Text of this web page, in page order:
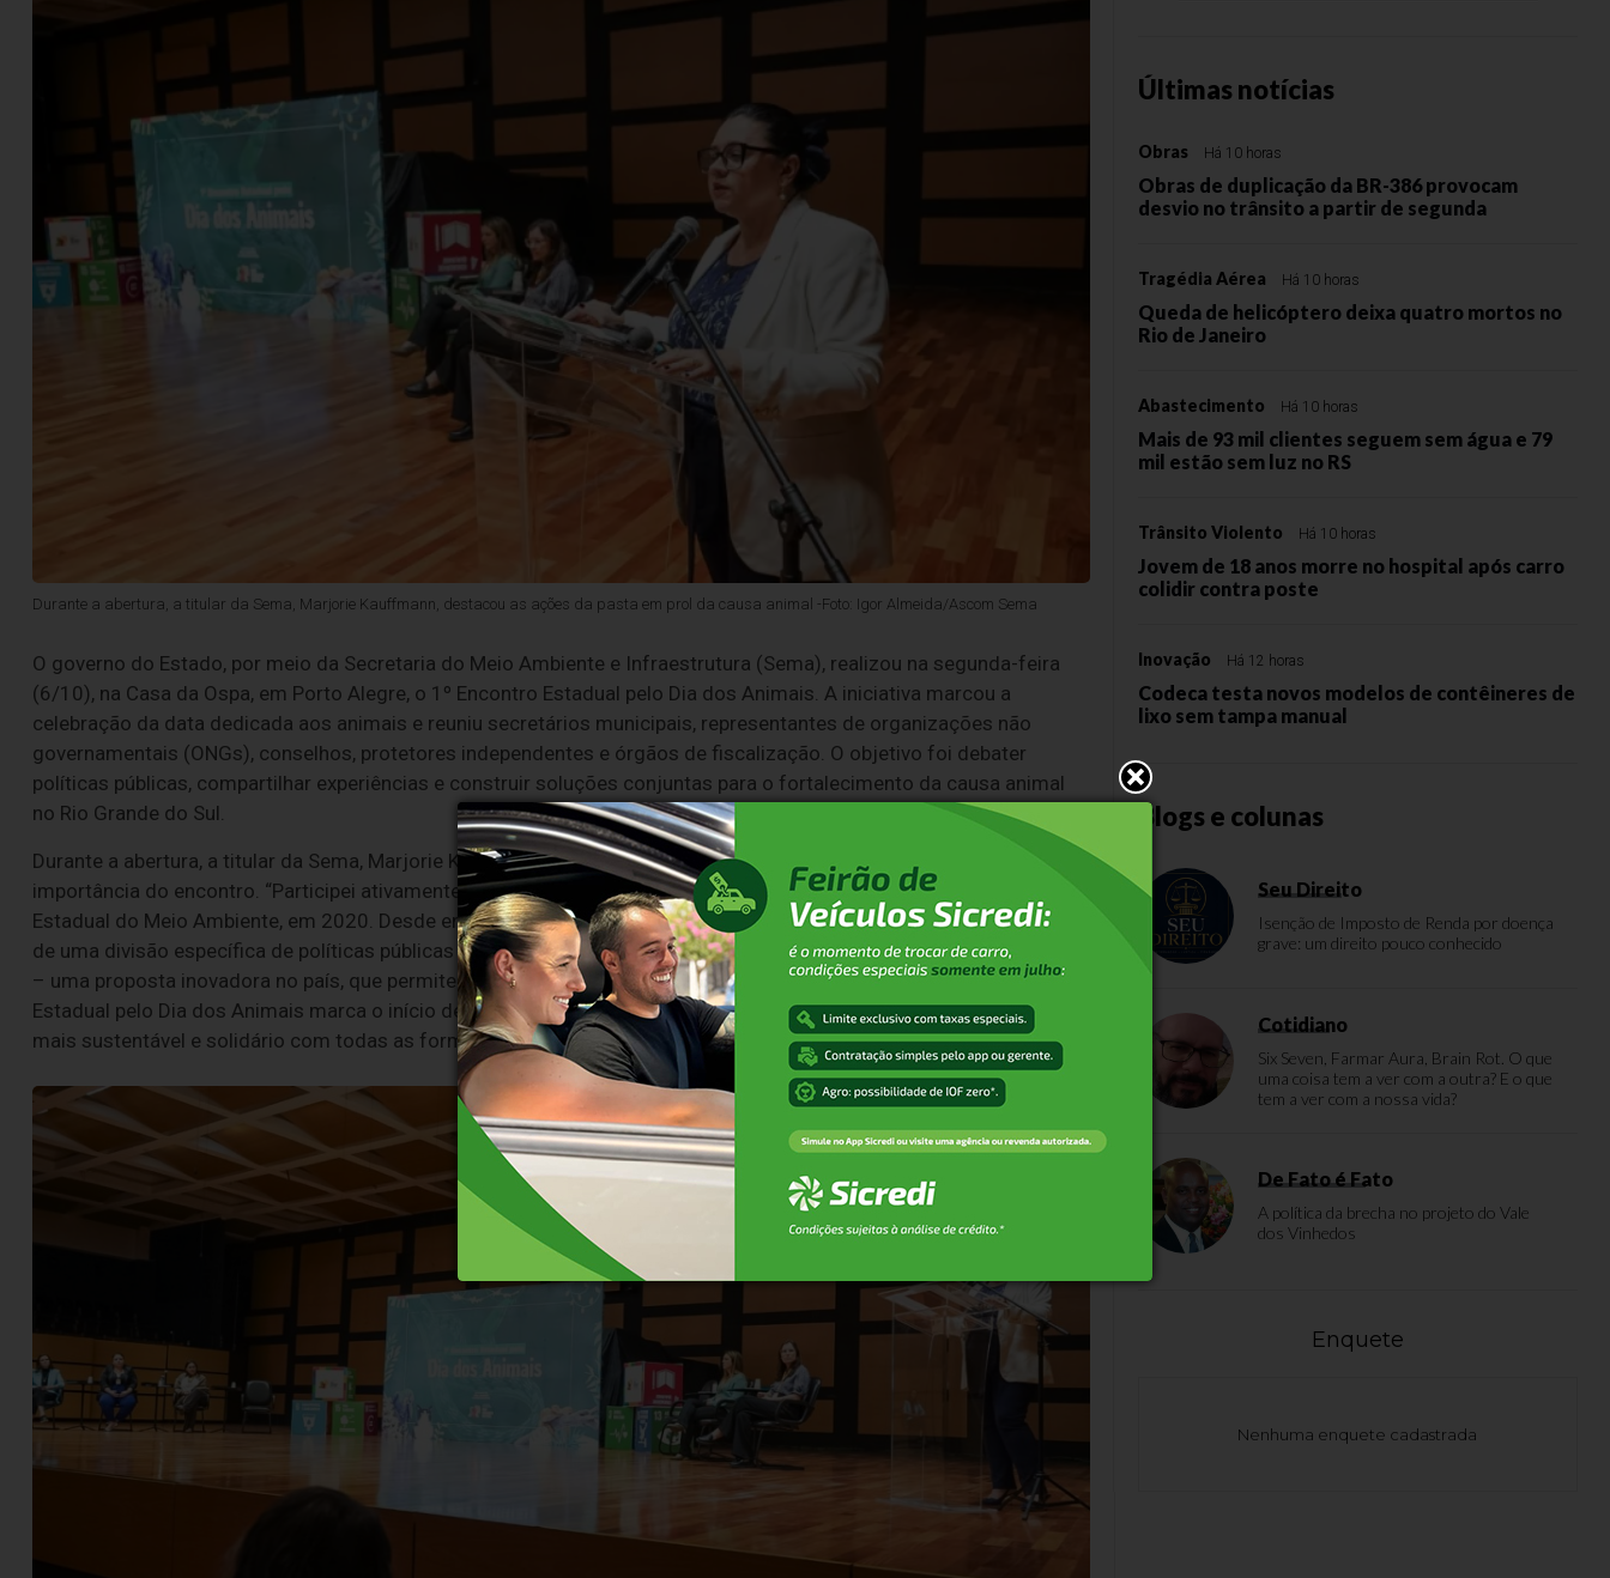
Durante a abertura, a titular da Sema, Marjorie Kauffmann, destacou as ações da pasta em prol da causa animal -Foto: Igor Almeida/Ascom Sema
O governo do Estado, por meio da Secretaria do Meio Ambiente e Infraestrutura (Sema), realizou na segunda-feira
(6/10), na Casa da Ospa, em Porto Alegre, o 1º Encontro Estadual pelo Dia dos Animais. A iniciativa marcou a
celebração da data dedicada aos animais e reuniu secretários municipais, representantes de organizações não
governamentais (ONGs), conselhos, protetores independentes e órgãos de fiscalização. O objetivo foi debater
políticas públicas, compartilhar experiências e construir soluções conjuntas para o fortalecimento da causa animal
no Rio Grande do Sul.
Durante a abertura, a titular da Sema, Marjorie Kauffmann, destacou as ações da pasta em prol da causa animal e a
importância do encontro. “Participei ativamente da criação do capítulo sobre animais domésticos no Código
Estadual do Meio Ambiente, em 2020. Desde então, seguimos avançando para fortalecer essa pauta, com a criação
de uma divisão específica de políticas públicas para os animais e o encaminhamento do Fundo de Bem-Estar Animal
– uma proposta inovadora no país, que permite melhor destinação de recursos e maior efetividade. O 1º Encontro
Estadual pelo Dia dos Animais marca o início de uma agenda que une poder público e sociedade civil por um futuro
mais sustentável e solidário com todas as formas de vida”, afirmou Marjorie.
Últimas notícias
Obras Há 10 horas
Obras de duplicação da BR-386 provocam
desvio no trânsito a partir de segunda
Tragédia Aérea Há 10 horas
Queda de helicóptero deixa quatro mortos no
Rio de Janeiro
Abastecimento Há 10 horas
Mais de 93 mil clientes seguem sem água e 79
mil estão sem luz no RS
Trânsito Violento Há 10 horas
Jovem de 18 anos morre no hospital após carro
colidir contra poste
Inovação Há 12 horas
Codeca testa novos modelos de contêineres de
lixo sem tampa manual
Blogs e colunas
Seu Direito
Isenção de Imposto de Renda por doença
grave: um direito pouco conhecido
Cotidiano
Six Seven, Farmar Aura, Brain Rot. O que
uma coisa tem a ver com a outra? E o que
tem a ver com a nossa vida?
De Fato é Fato
A política da brecha no projeto do Vale
dos Vinhedos
Enquete
Nenhuma enquete cadastrada